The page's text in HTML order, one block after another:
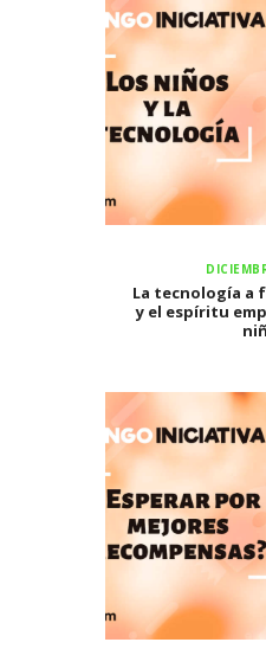
La tecnología a
y el espíritu